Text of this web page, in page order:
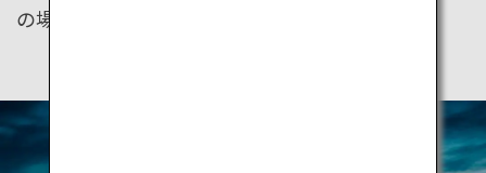
の場所を見つけましょう。